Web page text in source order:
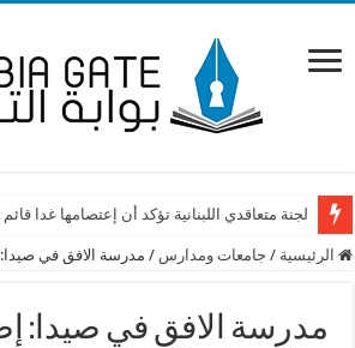
لجنة متعاقدي اللبنانية تؤكد أن إعتصامها غدا
الرئيسية / جامعات ومدارس / مدرسة الافق في صيدا:
مدرسة الافق في صيدا: